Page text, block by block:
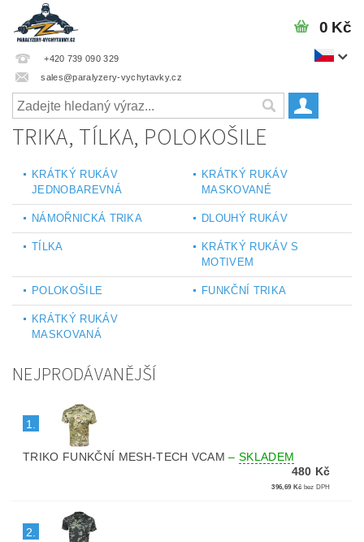
+420 739 090 329
sales@paralyzery-vychytavky.cz
0 Kč
TRIKA, TÍLKA, POLOKOŠILE
KRÁTKÝ RUKÁV
JEDNOBAREVNÁ
KRÁTKÝ RUKÁV
MASKOVANÉ
NÁMOŘNICKÁ TRIKA DLOUHÝ RUKÁV
TÍLKA
KRÁTKÝ RUKÁV S
MOTIVEM
POLOKOŠILE FUNKČNÍ TRIKA
KRÁTKÝ RUKÁV
MASKOVANÁ
NEJPRODÁVANĚJŠÍ
1.
TRIKO FUNKČNÍ MESH-TECH VCAM–SKLADEM
480 Kč
396,69 Kč bez DPH
2.